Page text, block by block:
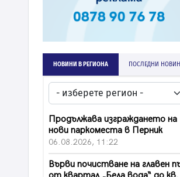
НОВИНИ В РЕГИОНА ПОСЛЕДНИ
Продължава изграждането на
нови паркоместа в Перник
06.08.2026, 11:22
Върви почистване на главен